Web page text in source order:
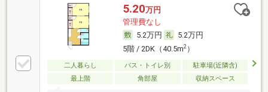
5.20万円
管理費なし
5.2万円
5.2万円
5階 / 2DK（40.5m2）
二人暮らし バス・トイレ別
駐車場(近隣含)
最上階
角部屋 収納スペース